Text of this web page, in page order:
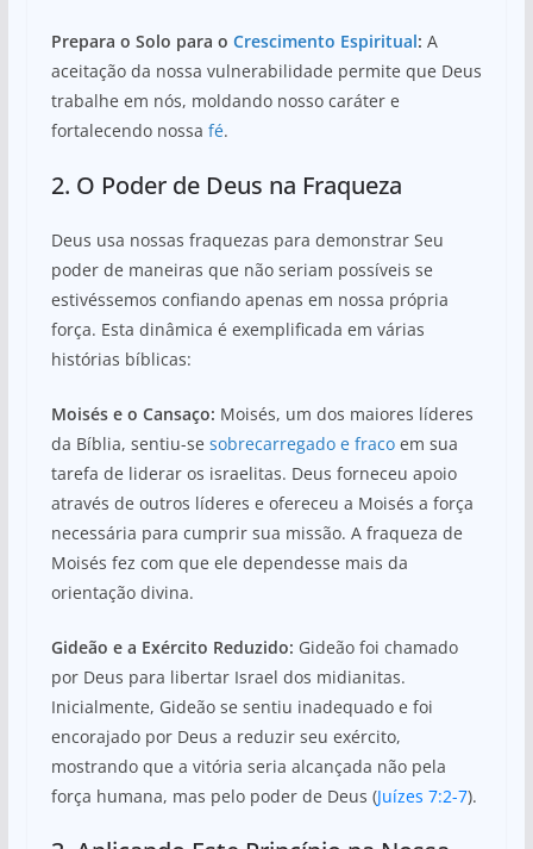
Prepara o Solo para o Crescimento Espiritual: A
aceitação da nossa vulnerabilidade permite que Deus
trabalhe em nós, moldando nosso caráter e
fortalecendo nossa fé.
2. O Poder de Deus na Fraqueza
Deus usa nossas fraquezas para demonstrar Seu
poder de maneiras que não seriam possíveis se
estivéssemos confiando apenas em nossa própria
força. Esta dinâmica é exemplificada em várias
histórias bíblicas:
Moisés e o Cansaço: Moisés, um dos maiores líderes
da Bíblia, sentiu-se sobrecarregado e fracoem sua
tarefa de liderar os israelitas. Deus forneceu apoio
através de outros líderes e ofereceu a Moisés a força
necessária para cumprir sua missão. A fraqueza de
Moisés fez com que ele dependesse mais da
orientação divina.
Gideão e a Exército Reduzido: Gideão foi chamado
por Deus para libertar Israel dos midianitas.
Inicialmente, Gideão se sentiu inadequado e foi
encorajado por Deus a reduzir seu exército,
mostrando que a vitória seria alcançada não pela
força humana, mas pelo poder de Deus (Juízes 7:2-7).